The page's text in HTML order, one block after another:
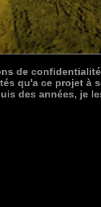
de
qu'a ce projet à
des années, je